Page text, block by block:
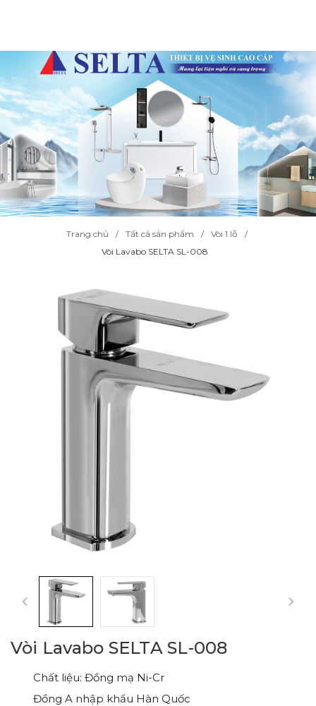
Trang chủ Tất cả sản phẩm
Vòi 1 lỗ
Vòi Lavabo SELTA SL-008
Vòi Lavabo SELTA SL-008
Chất liệu: Đồng mạ Ni-Cr
Đồng A nhập khẩu Hàn Quốc